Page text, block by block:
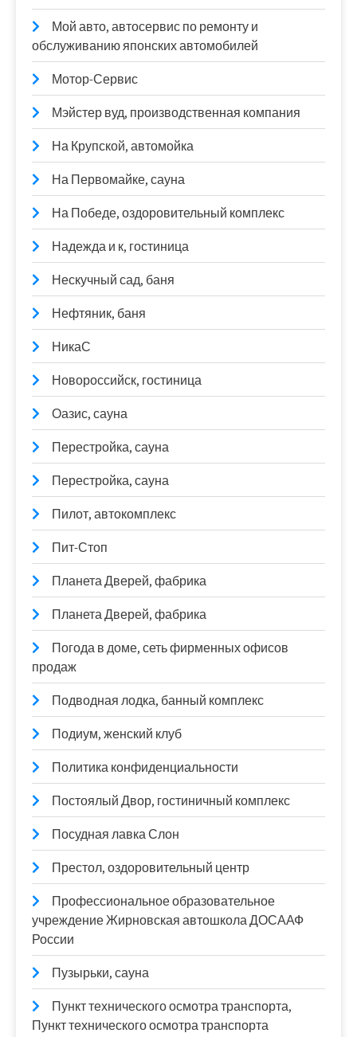
Мой авто, автосервис по ремонту и
обслуживанию японских автомобилей
Мотор-Сервис
Мэйстер вуд, производственная компания
На Крупской, автомойка
На Первомайке, сауна
На Победе, оздоровительный комплекс
Надежда и к, гостиница
Нескучный сад, баня
Нефтяник, баня
НикаС
Новороссийск, гостиница
Оазис, сауна
Перестройка, сауна
Перестройка, сауна
Пилот, автокомплекс
Пит-Стоп
Планета Дверей, фабрика
Планета Дверей, фабрика
Погода в доме, сеть фирменных офисов
продаж
Подводная лодка, банный комплекс
Подиум, женский клуб
Политика конфиденциальности
Постоялый Двор, гостиничный комплекс
Посудная лавка Слон
Престол, оздоровительный центр
Профессиональное образовательное
учреждение Жирновская автошкола ДОСААФ
России
Пузырьки, сауна
Пункт технического осмотра транспорта,
Пункт технического осмотра транспорта